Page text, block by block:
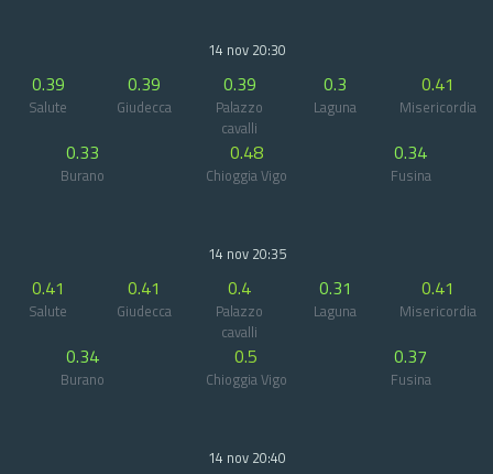
14 nov 20:30
0.39
Salute
0.39
Giudecca
0.39
Palazzo
cavalli
0.3
Laguna
0.41
Misericordia
0.33
Burano
0.48
Chioggia Vigo
0.34
Fusina
14 nov 20:35
0.41
Salute
0.41
Giudecca
0.4
Palazzo
cavalli
0.31
Laguna
0.41
Misericordia
0.34
Burano
0.5
Chioggia Vigo
0.37
Fusina
14 nov 20:40